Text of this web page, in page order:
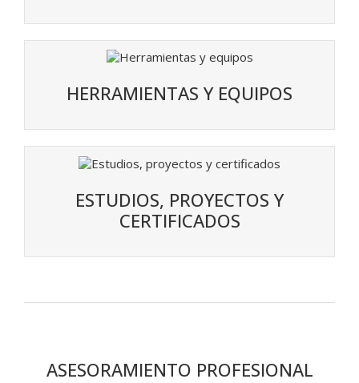
HERRAMIENTAS Y EQUIPOS
ESTUDIOS, PROYECTOS Y
CERTIFICADOS
ASESORAMIENTO PROFESIONAL